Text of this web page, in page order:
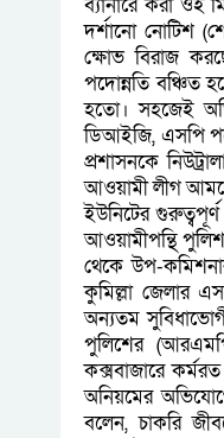
দর্শানো নোটিশ
ক্ষোভ বিরাজ
পদোন্নতি বঞ্চিত
হতো। সহজেই
ডিআইজি, এসপি
প্রশাসনকে
আওয়ামী লীগ
ইউনিটের
আওয়ামীপন্থি
থেকে উপ-
কুমিল্লা জেলার
অন্যতম
পুলিশের
কক্সবাজারে
অনিয়মের
বলেন, চাকরি